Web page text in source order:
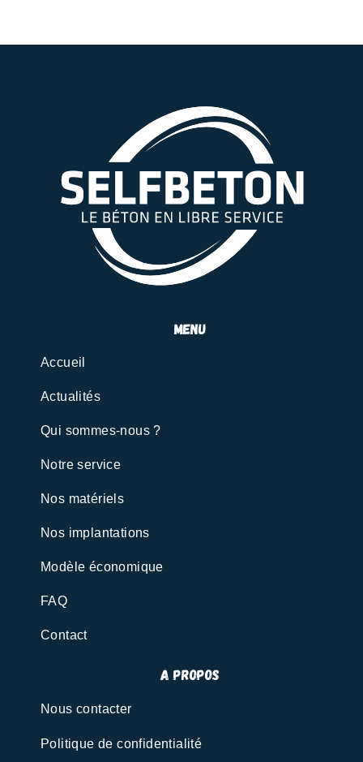
menu
Accueil
Actualités
Qui sommes-nous ?
Notre service
Nos matériels
Nos implantations
Modèle économique
FAQ
Contact
A propos
Nous contacter
Politique de confidentialité